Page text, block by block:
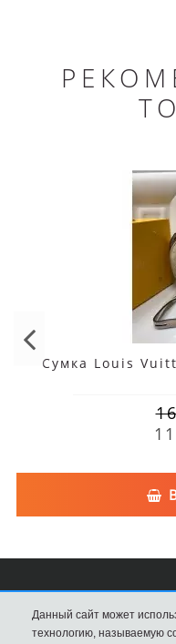
Сумка Louis
Сумки Louis Vuitton
Данный сайт может
технологию, называемую